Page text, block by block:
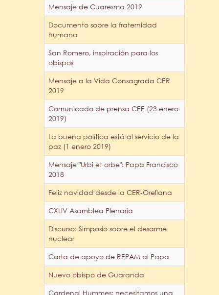
Mensaje de Cuaresma 2019
Documento sobre la fraternidad
humana
San Romero, inspiración para los
obispos
Mensaje a la Vida Consagrada CER
2019
Comunicado de prensa CEE (23 enero
2019)
La buena política está al servicio de la
paz (1 enero 2019)
Mensaje "Urbi et orbe": Papa Francisco
2018
Feliz navidad desde la CER-Orellana
CXLIV Asamblea Plenaria
Discurso: Simposio sobre el desarme
nuclear
Carta de apoyo de REPAM al Papa
Nuevo obispo de Guaranda
Cardenal Hummes: necesitamos una